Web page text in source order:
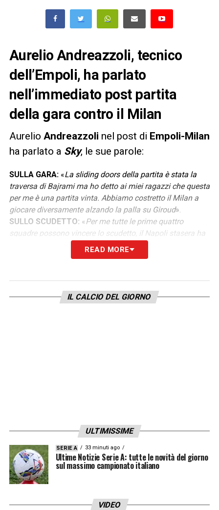
Aurelio Andreazzoli, tecnico
dell’Empoli, ha parlato
nell’immediato post partita
della gara contro il Milan
Aurelio Andreazzoli nel post di Empoli-Milan
ha parlato a Sky, le sue parole:
SULLA GARA:«La sliding doors della partita è stata la
traversa di Bajrami ma ho detto ai miei ragazzi che questa
per me è una partita vinta. Abbiamo costretto il Milan a
giocare diversamente alzando la palla su Giroud».
SULLO SCUDETTO: «Per me tutte le prime quattro
squadre possono vincere lo scudetto, il Napoli stasera ha
avuto difficoltà, l’Inter mi da l’idea di una squadra che sa
quello che vuole. Saranno decisivi gli scontri diretti
LEGGI ANCHE ANDREAZZOLI SU DAZN
READ MORE
IL CALCIO DEL GIORNO
ULTIMISSIME
SERIE A 33 minuti ago
Ultime Notizie Serie A: tutte le novità del giorno
sul massimo campionato italiano
VIDEO